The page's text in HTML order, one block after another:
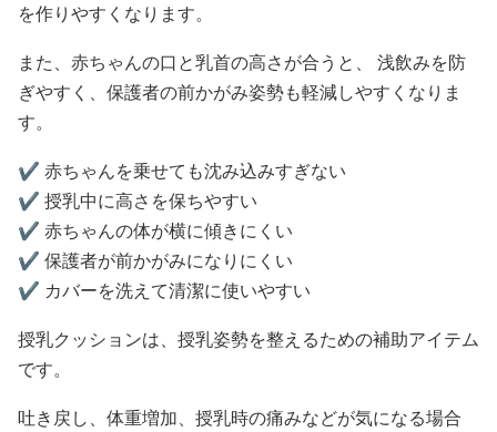
を作りやすくなります。
また、赤ちゃんの口と乳首の高さが合うと、 浅飲みを防
ぎやすく、保護者の前かがみ姿勢も軽減しやすくなりま
す。
✔️ 赤ちゃんを乗せても沈み込みすぎない
✔️ 授乳中に高さを保ちやすい
✔️ 赤ちゃんの体が横に傾きにくい
✔️ 保護者が前かがみになりにくい
✔️ カバーを洗えて清潔に使いやすい
授乳クッションは、授乳姿勢を整えるための補助アイテム
です。
吐き戻し、体重増加、授乳時の痛みなどが気になる場合